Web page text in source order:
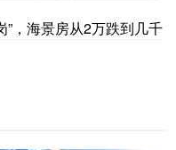
”，海景房从2万跌到几千